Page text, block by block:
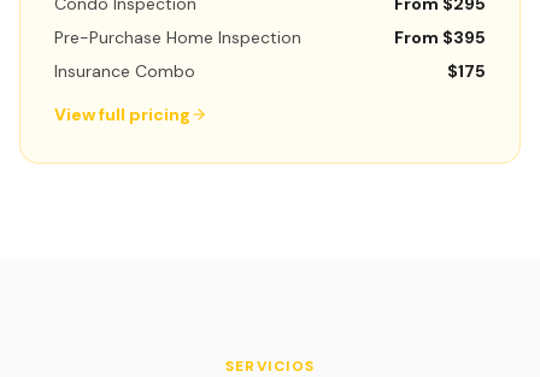
Pre-Purchase Home Inspection
From $395
Insurance Combo
$175
View full pricing
SERVICIOS